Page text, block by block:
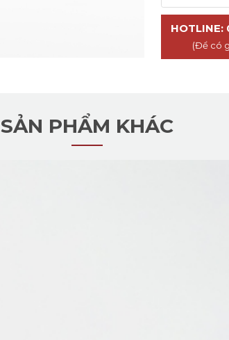
HOTLINE:
(Để có
SẢN PHẨM KHÁC